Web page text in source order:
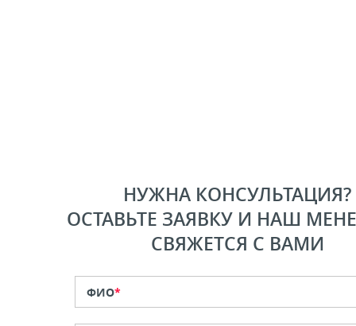
НУЖНА КОНСУЛЬТАЦИЯ?
ОСТАВЬТЕ ЗАЯВКУ И НАШ
СВЯЖЕТСЯ С ВАМИ
ФИО*